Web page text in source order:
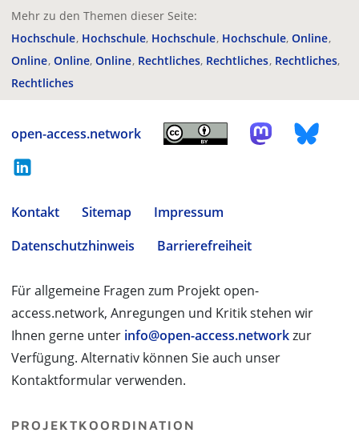
Mehr zu den Themen dieser Seite:
Hochschule Hochschule Hochschule Hochschule Online
Online Online Online Rechtliches Rechtliches Rechtliches
Rechtliches
open-access.network
Kontakt Sitemap
Impressum
Datenschutzhinweis
Barrierefreiheit
Für allgemeine Fragen zum Projekt open-
access.network, Anregungen und Kritik stehen wir
Ihnen gerne unter info@open-access.networkzur
Verfügung. Alternativ können Sie auch unser
Kontaktformular verwenden.
PROJEKTKOORDINATION